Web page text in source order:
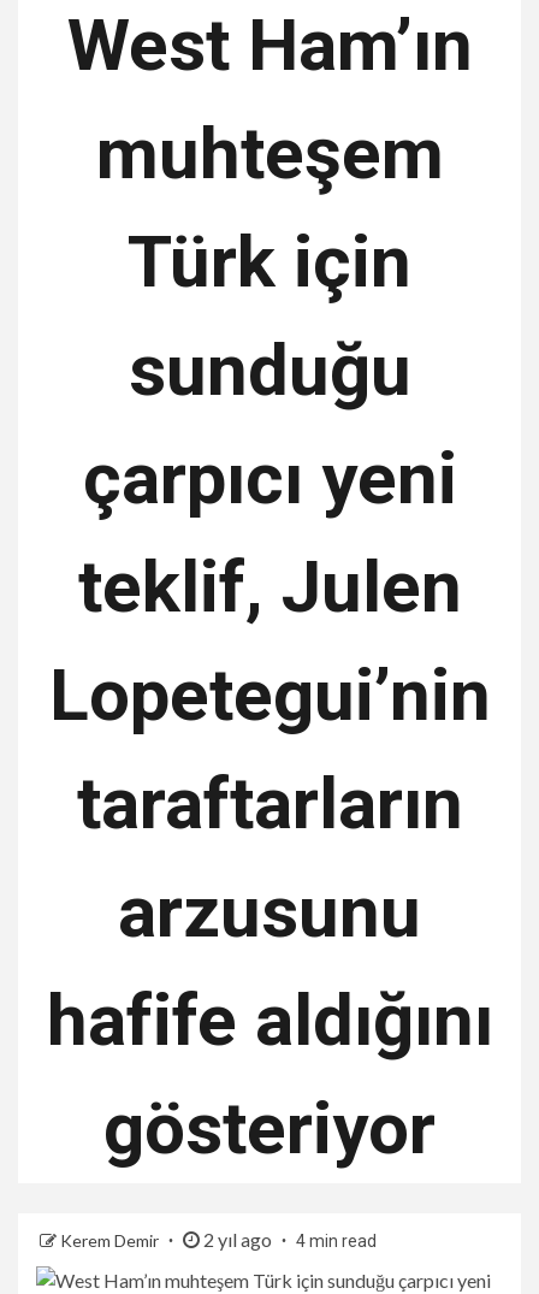
West Ham’ın
muhteşem
Türk için
sunduğu
çarpıcı yeni
teklif, Julen
Lopetegui’nin
taraftarların
arzusunu
hafife aldığını
gösteriyor
Kerem Demir 2 yıl ago 4 min read